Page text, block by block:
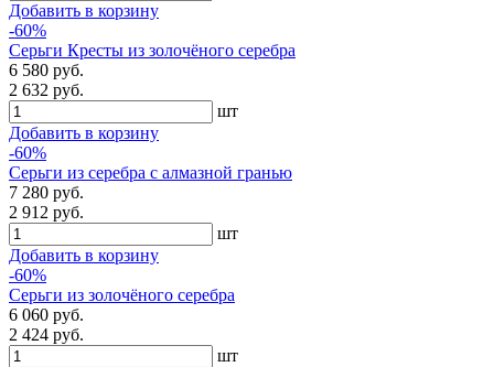
Добавить в корзину
-60%
Серьги Кресты из золочёного серебра
6 580 руб.
2 632 руб.
шт
Добавить в корзину
-60%
Серьги из серебра с алмазной гранью
7 280 руб.
2 912 руб.
шт
Добавить в корзину
-60%
Серьги из золочёного серебра
6 060 руб.
2 424 руб.
шт